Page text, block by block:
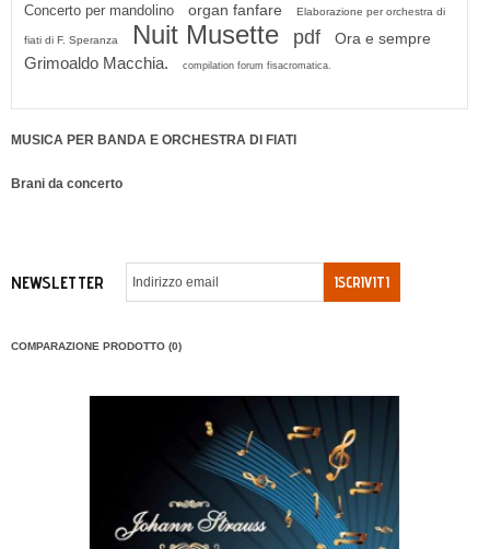
Concerto per mandolino organ fanfare Elaborazione per orchestra di
fiati di F. Speranza Nuit Musette pdf Ora e sempre
Grimoaldo Macchia. compilation forum fisacromatica.
MUSICA PER BANDA E ORCHESTRA DI FIATI
Brani da concerto
NEWSLETTER ISCRIVITI
COMPARAZIONE PRODOTTO (0)